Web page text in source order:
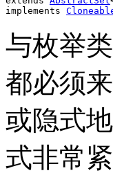
implements
与枚举
都必须
或隐式
式非常